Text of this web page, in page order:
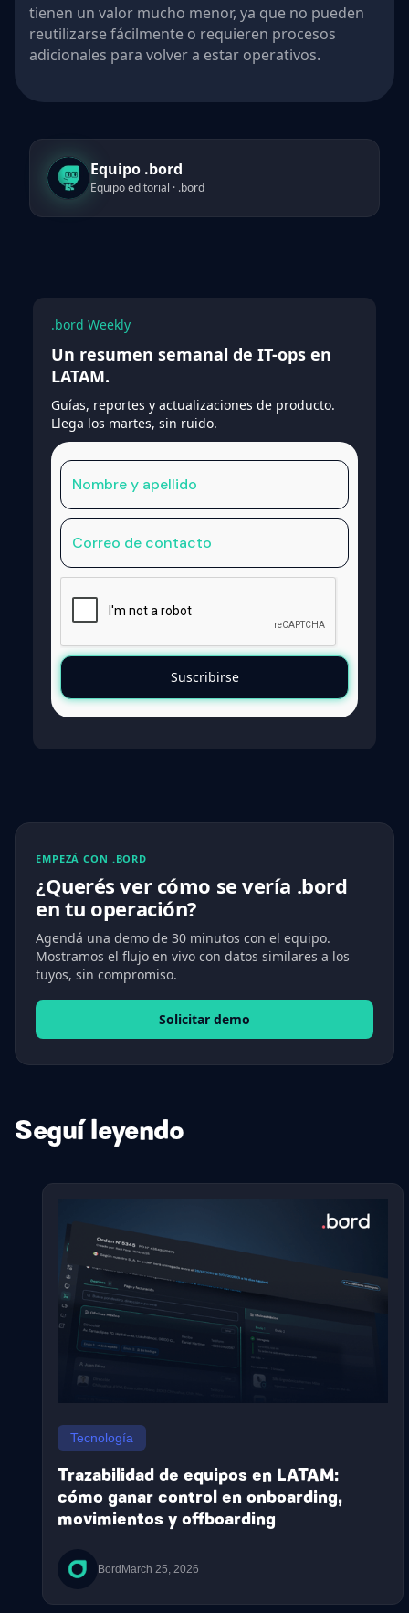
tienen un valor mucho menor, ya que no pueden
reutilizarse fácilmente o requieren procesos
adicionales para volver a estar operativos.
Equipo .bord
Equipo editorial · .bord
.bord Weekly
Un resumen semanal de IT-ops en
LATAM.
Guías, reportes y actualizaciones de producto.
Llega los martes, sin ruido.
EMPEZÁ CON .BORD
¿Querés ver cómo se vería .bord
en tu operación?
Agendá una demo de 30 minutos con el equipo.
Mostramos el flujo en vivo con datos similares a los
tuyos, sin compromiso.
Solicitar demo
Seguí leyendo
Tecnología
Trazabilidad de equipos en LATAM:
cómo ganar control en onboarding,
movimientos y offboarding
BordMarch 25, 2026